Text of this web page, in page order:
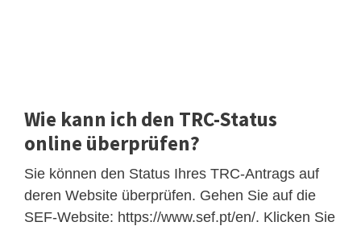
Wie kann ich den TRC-Status
online überprüfen?
Sie können den Status Ihres TRC-Antrags auf
deren Website überprüfen. Gehen Sie auf die
SEF-Website: https://www.sef.pt/en/. Klicken Sie